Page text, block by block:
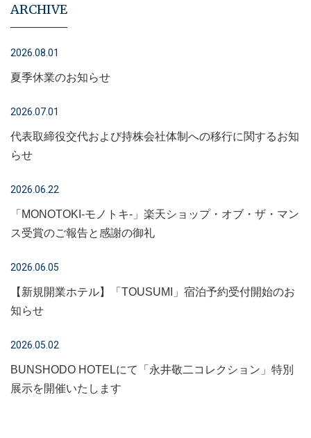
ARCHIVE
2026.08.01
夏季休業のお知らせ
2026.07.01
代表取締役交代および持株会社体制への移行に関するお知
らせ
2026.06.22
「MONOTOKI-モノトキ-」楽天ショップ・オブ・ザ・マン
ス受賞のご報告と感謝の御礼
2026.06.05
【新規開業ホテル】「TOUSUMI」宿泊予約受付開始のお
知らせ
2026.05.02
BUNSHODO HOTELにて「永井敬二コレクション」特別
展示を開催いたします